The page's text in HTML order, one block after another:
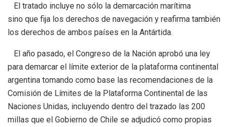
El tratado incluye no sólo la demarcación marítima
sino que fija los derechos de navegación y reafirma también
los derechos de ambos países en la Antártida.
El año pasado, el Congreso de la Nación aprobó una ley
para demarcar el límite exterior de la plataforma continental
argentina tomando como base las recomendaciones de la
Comisión de Límites de la Plataforma Continental de las
Naciones Unidas, incluyendo dentro del trazado las 200
millas que el Gobierno de Chile se adjudicó como propias